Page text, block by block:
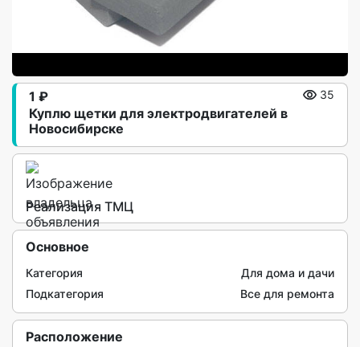
Куплю щетки для электродвигателей в
Новосибирске
1 ₽ 35
Реализация ТМЦ
Основное
Категория
Для дома и дачи
Подкатегория
Все для ремонта
Расположение